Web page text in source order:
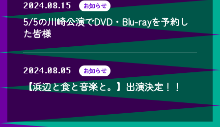
2024.08.15 お知らせ
5/5の川崎公演でDVD・Blu-rayを予約し
た皆様
2024.08.05 お知らせ
【浜辺と食と音楽と。】出演決定！！